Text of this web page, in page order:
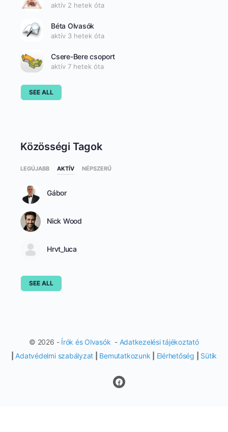
aktív 2 hetek óta
Béta Olvasók
aktív 3 hetek óta
Csere-Bere csoport
aktív 7 hetek óta
SEE ALL
Közösségi Tagok
LEGÚJABB AKTÍV NÉPSZERŰ
Gábor
Nick Wood
Hrvt_luca
SEE ALL
© 2026 - Írók és Olvasók - Adatkezelési tájékoztató
Adatvédelmi szabályzat Bemutatkozunk Elérhetőség Sütik